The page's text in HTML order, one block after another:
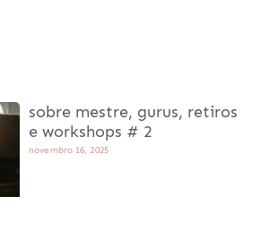
sobre mestre, gurus, retiros
e workshops # 2
novembro 16, 2025